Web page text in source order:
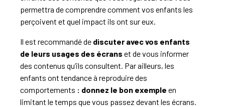
permettra de comprendre comment vos enfants les
perçoivent et quel impact ils ont sur eux.
Il est recommandé de discuter avec vos enfants
de leurs usages des écrans et de vous informer
des contenus qu’ils consultent. Par ailleurs, les
enfants ont tendance à reproduire des
comportements : donnez le bon exemple en
limitant le temps que vous passez devant les écrans.